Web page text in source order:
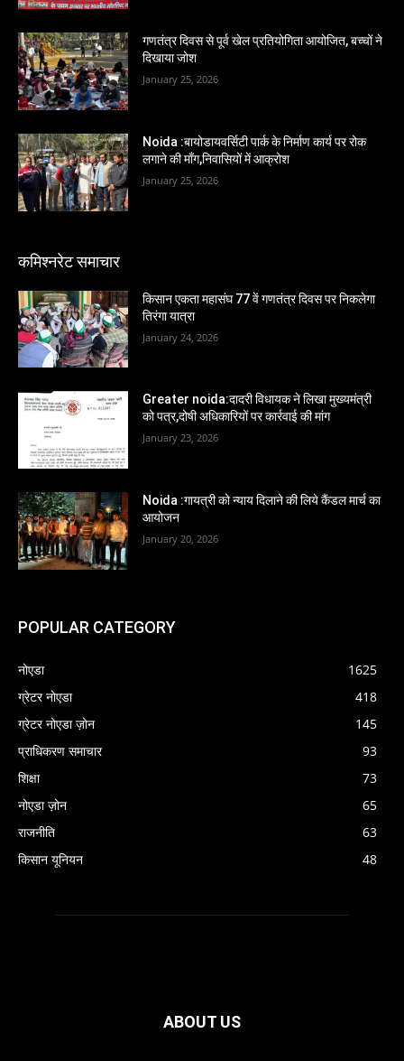
गणतंत्र दिवस से पूर्व खेल प्रतियोगिता आयोजित, बच्चों ने
दिखाया जोश
January 25, 2026
Noida :बायोडायवर्सिटी पार्क के निर्माण कार्य पर रोक
लगाने की माँग,निवासियों में आक्रोश
January 25, 2026
कमिश्नरेट समाचार
किसान एकता महासंघ 77 वें गणतंत्र दिवस पर निकलेगा
तिरंगा यात्रा
January 24, 2026
Greater noida:दादरी विधायक ने लिखा मुख्यमंत्री
को पत्र,दोषी अधिकारियों पर कार्रवाई की मांग
January 23, 2026
Noida :गायत्री को न्याय दिलाने की लिये कैंडल मार्च का
आयोजन
January 20, 2026
POPULAR CATEGORY
नोएडा
1625
ग्रेटर नोएडा
418
ग्रेटर नोएडा ज़ोन
145
प्राधिकरण समाचार
93
शिक्षा
73
नोएडा ज़ोन
65
राजनीति
63
किसान यूनियन
48
ABOUT US